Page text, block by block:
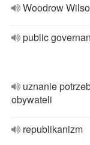
Woodrow
public
uznanie
obywateli
republikanizm